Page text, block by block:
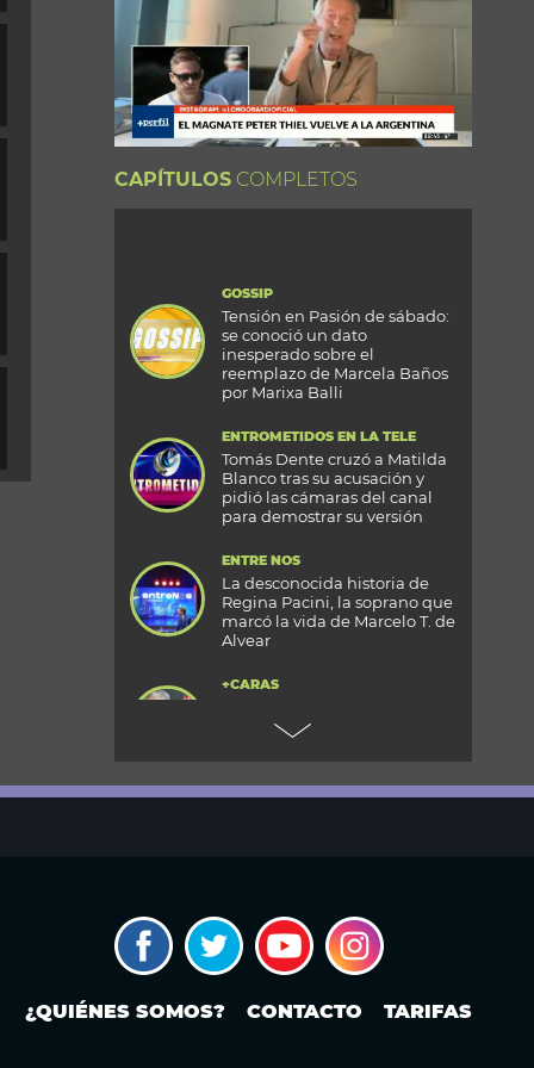
CAPÍTULOS COMPLETOS
GOSSIP
Tensión en Pasión de sábado:
se conoció un dato
inesperado sobre el
reemplazo de Marcela Baños
por Marixa Balli
ENTROMETIDOS EN LA TELE
Tomás Dente cruzó a Matilda
Blanco tras su acusación y
pidió las cámaras del canal
para demostrar su versión
ENTRE NOS
La desconocida historia de
Regina Pacini, la soprano que
marcó la vida de Marcelo T. de
Alvear
+CARAS
todos los detalles de la mega
Reconquista
MODO FONTEVECCHIA
¿Occidente copia a China?: La
carrera por construir el
¿QUIÉNES SOMOS? CONTACTO TARIFAS